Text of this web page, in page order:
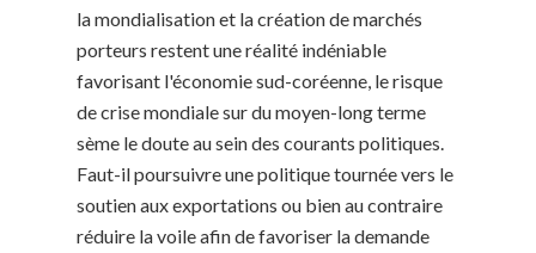
la mondialisation et la création de marchés
porteurs restent une réalité indéniable
favorisant l'économie sud-coréenne, le risque
de crise mondiale sur du moyen-long terme
sème le doute au sein des courants politiques.
Faut-il poursuivre une politique tournée vers le
soutien aux exportations ou bien au contraire
réduire la voile afin de favoriser la demande